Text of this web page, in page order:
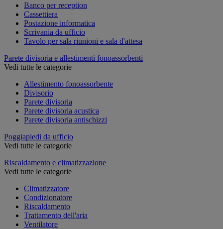
Banco per reception
Cassettiera
Postazione informatica
Scrivania da ufficio
Tavolo per sala riunioni e sala d'attesa
Parete divisoria e allestimenti fonoassorbenti
Vedi tutte le categorie
Allestimento fonoassorbente
Divisorio
Parete divisoria
Parete divisoria acustica
Parete divisoria antischizzi
Poggiapiedi da ufficio
Vedi tutte le categorie
Riscaldamento e climatizzazione
Vedi tutte le categorie
Climatizzatore
Condizionatore
Riscaldamento
Trattamento dell'aria
Ventilatore